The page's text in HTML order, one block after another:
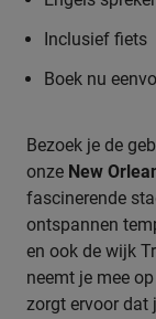
Inclusief fiets
Boek nu
Bezoek je de
onze New
fascinerende
ontspannen
en ook de wijk
neemt je mee
zorgt ervoor dat